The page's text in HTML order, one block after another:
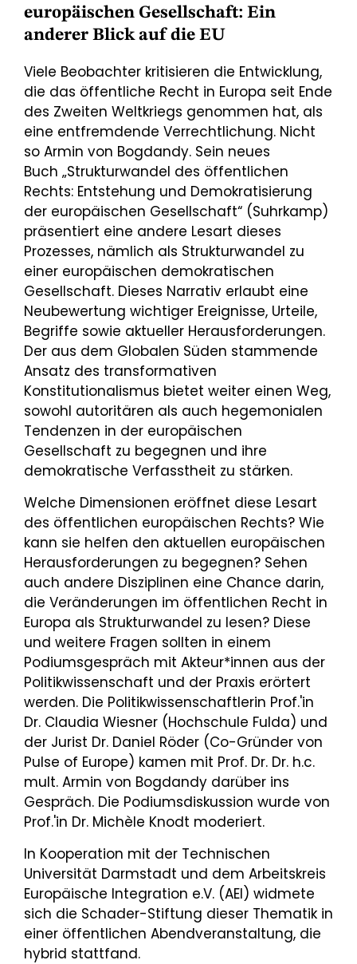
europäischen Gesellschaft: Ein
anderer Blick auf die EU
Viele Beobachter kritisieren die Entwicklung,
die das öffentliche Recht in Europa seit Ende
des Zweiten Weltkriegs genommen hat, als
eine entfremdende Verrechtlichung. Nicht
so Armin von Bogdandy. Sein neues
Buch „Strukturwandel des öffentlichen
Rechts: Entstehung und Demokratisierung
der europäischen Gesellschaft“ (Suhrkamp)
präsentiert eine andere Lesart dieses
Prozesses, nämlich als Strukturwandel zu
einer europäischen demokratischen
Gesellschaft. Dieses Narrativ erlaubt eine
Neubewertung wichtiger Ereignisse, Urteile,
Begriffe sowie aktueller Herausforderungen.
Der aus dem Globalen Süden stammende
Ansatz des transformativen
Konstitutionalismus bietet weiter einen Weg,
sowohl autoritären als auch hegemonialen
Tendenzen in der europäischen
Gesellschaft zu begegnen und ihre
demokratische Verfasstheit zu stärken.
Welche Dimensionen eröffnet diese Lesart
des öffentlichen europäischen Rechts? Wie
kann sie helfen den aktuellen europäischen
Herausforderungen zu begegnen? Sehen
auch andere Disziplinen eine Chance darin,
die Veränderungen im öffentlichen Recht in
Europa als Strukturwandel zu lesen? Diese
und weitere Fragen sollten in einem
Podiumsgespräch mit Akteur*innen aus der
Politikwissenschaft und der Praxis erörtert
werden. Die Politikwissenschaftlerin Prof.'in
Dr. Claudia Wiesner (Hochschule Fulda) und
der Jurist Dr. Daniel Röder (Co-Gründer von
Pulse of Europe) kamen mit Prof. Dr. Dr. h.c.
mult. Armin von Bogdandy darüber ins
Gespräch. Die Podiumsdiskussion wurde von
Prof.'in Dr. Michèle Knodt moderiert.
In Kooperation mit der Technischen
Universität Darmstadt und dem Arbeitskreis
Europäische Integration e.V. (AEI) widmete
sich die Schader-Stiftung dieser Thematik in
einer öffentlichen Abendveranstaltung, die
hybrid stattfand.